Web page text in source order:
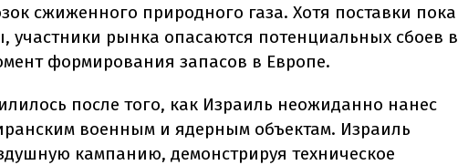
сжиженного природного газа. Хотя поставки пока
участники рынка опасаются потенциальных сбоев в
формирования запасов в Европе.
после того, как Израиль неожиданно нанес
военным и ядерным объектам. Израиль
кампанию, демонстрируя техническое